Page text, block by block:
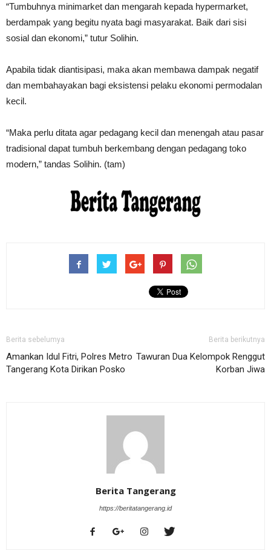
“Tumbuhnya minimarket dan mengarah kepada hypermarket,
berdampak yang begitu nyata bagi masyarakat. Baik dari sisi
sosial dan ekonomi,” tutur Solihin.
Apabila tidak diantisipasi, maka akan membawa dampak negatif
dan membahayakan bagi eksistensi pelaku ekonomi permodalan
kecil.
“Maka perlu ditata agar pedagang kecil dan menengah atau pasar
tradisional dapat tumbuh berkembang dengan pedagang toko
modern,” tandas Solihin. (tam)
Berita sebelumya
Amankan Idul Fitri, Polres Metro
Tangerang Kota Dirikan Posko
Berita berikutnya
Tawuran Dua Kelompok Renggut
Korban Jiwa
Berita Tangerang
https://beritatangerang.id